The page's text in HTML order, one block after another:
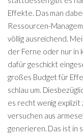
Effekte. Das man
Ressourcen-
völlig ausreichend.
der Ferne oder nur in
dafür geschickt
großes Budget für
schlau um.
es recht wenig explizit
versuchen aus
generieren. Das ist in